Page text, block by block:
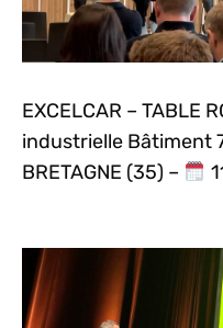
EXCELCAR – TABLE
industrielle Bâtiment
BRETAGNE (35) –